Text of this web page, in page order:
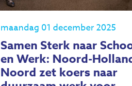
maandag 01 december 2025
Samen Sterk naar
en Werk: Noord-
Noord zet koers naar